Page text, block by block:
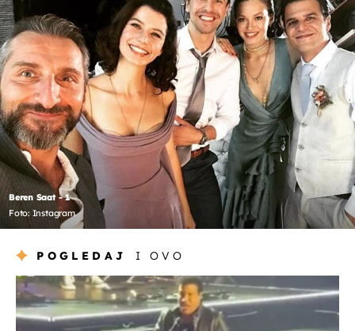
Beren Saat - 1
Foto: Instagram
POGLEDAJ I OVO